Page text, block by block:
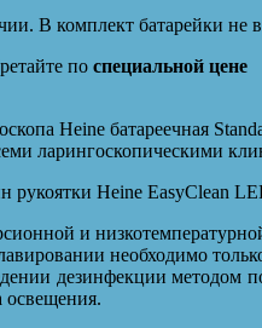
В комплект батарейки не
по специальной цене
Heine батареечная
ларингоскопическими
рукоятки Heine EasyClean
и
необходимо
дезинфекции методом
освещения.